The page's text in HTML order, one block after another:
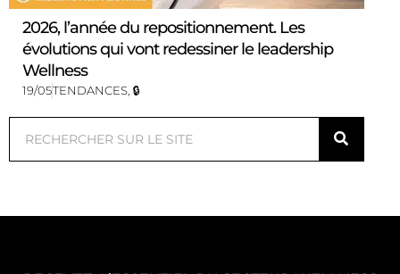
2026, l’année du repositionnement. Les
évolutions qui vont redessiner le leadership
Wellness
19/05TENDANCES 🔒